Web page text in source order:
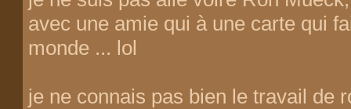
avec une amie qui à une carte qui
monde ... lol
je ne connais pas bien le travail de